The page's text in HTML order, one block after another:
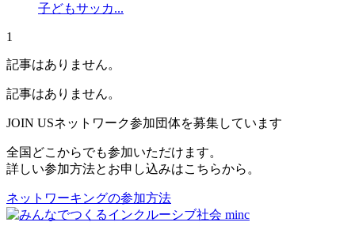
子どもサッカ...
1
記事はありません。
記事はありません。
JOIN USネットワーク参加団体を募集しています
全国どこからでも参加いただけます。
詳しい参加方法とお申し込みはこちらから。
ネットワーキングの参加方法